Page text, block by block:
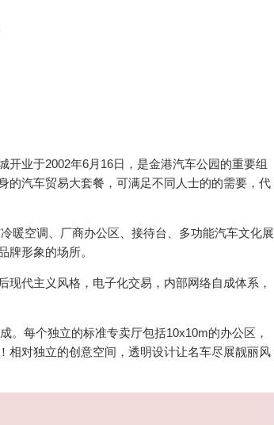
业于2002年6月16日，是金港汽车公园的重要组
的汽车贸易大套餐，可满足不同人士的的需要，代
暖空调、厂商办公区、接待台、多功能汽车文化展
牌形象的场所。
代主义风格，电子化交易，内部网络自成体系，
。每个独立的标准专卖厅包括10x10m的办公区，
相对独立的创意空间，透明设计让名车尽展靓丽风